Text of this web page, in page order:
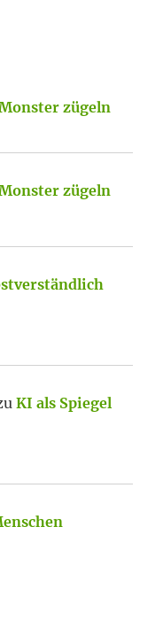
zügeln
zügeln
KI als Spiegel